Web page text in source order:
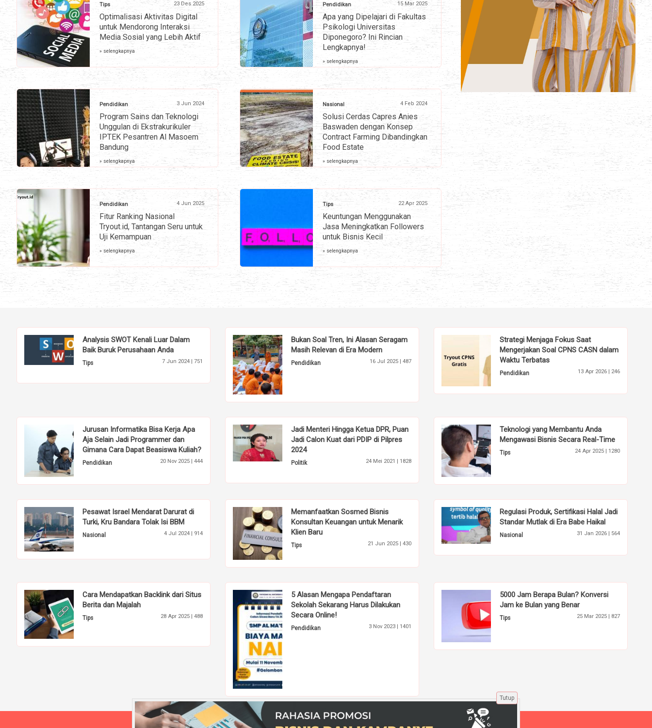
Tips 23 Des 2025
Optimalisasi Aktivitas Digital
untuk Mendorong Interaksi
Media Sosial yang Lebih Aktif
» selengkapnya
Pendidikan 15 Mar 2025
Apa yang Dipelajari di Fakultas
Psikologi Universitas
Diponegoro? Ini Rincian
Lengkapnya!
» selengkapnya
Pendidikan 3 Jun 2024
Program Sains dan Teknologi
Unggulan di Ekstrakurikuler
IPTEK Pesantren Al Masoem
Bandung
» selengkapnya
Nasional 4 Feb 2024
Solusi Cerdas Capres Anies
Baswaden dengan Konsep
Contract Farming Dibandingkan
Food Estate
» selengkapnya
Pendidikan 4 Jun 2025
Fitur Ranking Nasional
Tryout.id, Tantangan Seru untuk
Uji Kemampuan
» selengkapnya
Tips 22 Apr 2025
Keuntungan Menggunakan
Jasa Meningkatkan Followers
untuk Bisnis Kecil
» selengkapnya
Analysis SWOT Kenali Luar Dalam
Baik Buruk Perusahaan Anda
Tips 7 Jun 2024 | 751
Bukan Soal Tren, Ini Alasan Seragam
Masih Relevan di Era Modern
Pendidikan 16 Jul 2025 | 487
Strategi Menjaga Fokus Saat
Mengerjakan Soal CPNS CASN dalam
Waktu Terbatas
Pendidikan 13 Apr 2026 | 246
Jurusan Informatika Bisa Kerja Apa
Aja Selain Jadi Programmer dan
Gimana Cara Dapat Beasiswa Kuliah?
Pendidikan 20 Nov 2025 | 444
Jadi Menteri Hingga Ketua DPR, Puan
Jadi Calon Kuat dari PDIP di Pilpres
2024
Politik 24 Mei 2021 | 1828
Teknologi yang Membantu Anda
Mengawasi Bisnis Secara Real-Time
Tips 24 Apr 2025 | 1280
Pesawat Israel Mendarat Darurat di
Turki, Kru Bandara Tolak Isi BBM
Nasional 4 Jul 2024 | 914
Memanfaatkan Sosmed Bisnis
Konsultan Keuangan untuk Menarik
Klien Baru
Tips 21 Jun 2025 | 430
Regulasi Produk, Sertifikasi Halal Jadi
Standar Mutlak di Era Babe Haikal
Nasional 31 Jan 2026 | 564
Cara Mendapatkan Backlink dari Situs
Berita dan Majalah
Tips 28 Apr 2025 | 488
5 Alasan Mengapa Pendaftaran
Sekolah Sekarang Harus Dilakukan
Secara Online!
Pendidikan 3 Nov 2023 | 1401
5000 Jam Berapa Bulan? Konversi
Jam ke Bulan yang Benar
Tips 25 Mar 2025 | 827
Tutup